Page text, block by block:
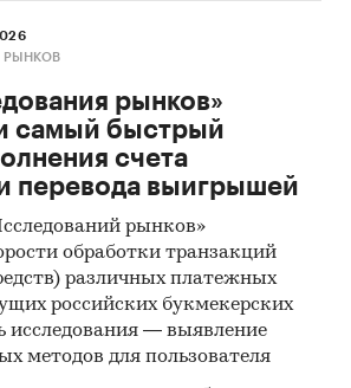
услуг: деловая активность,
предложения и цен.
долей производителей на
ранжирование
по уровню значимости.
базы Федеральной
для анализа объема
продукции на целевых
и стоимостном
разрезе товарных групп.
регуляторами
РЫНКОВ
рынков»
самый быстрый
счета
перевода выигрышей
рынков»
обработки транзакций
различных платежных
российских букмекерских
исследования — выявление
методов для пользователя